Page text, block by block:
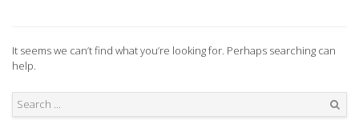
It seems we can’t find what you’re looking for. Perhaps searching can
help.